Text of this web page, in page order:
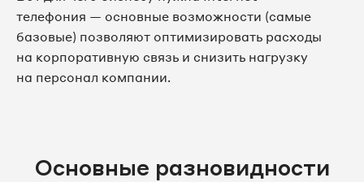
телефония — основные возможности (самые
базовые) позволяют оптимизировать расходы
на корпоративную связь и снизить нагрузку
на персонал компании.
Основные разновидности